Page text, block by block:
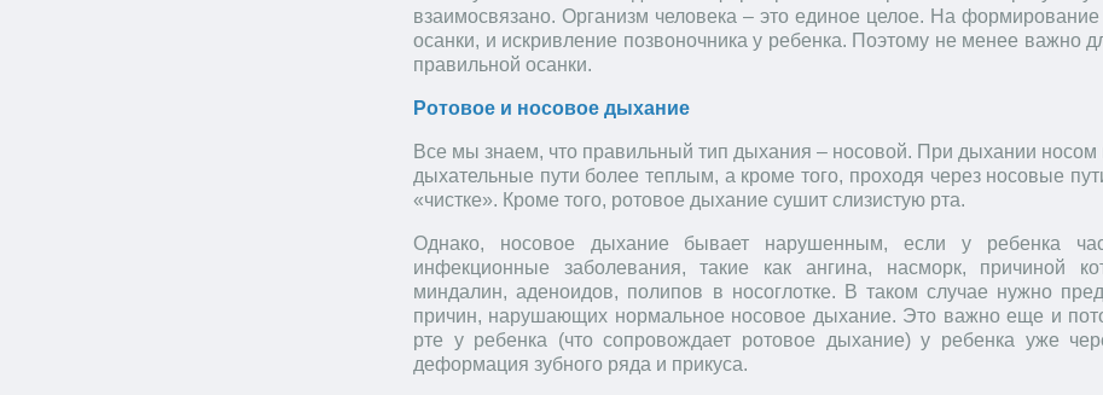
взаимосвязано. Организм человека – это единое целое. На
осанки, и искривление позвоночника у ребенка. Поэтому не менее важно
правильной осанки.
Ротовое и носовое дыхание
Все мы знаем, что правильный тип дыхания – носовой. При дыхании носом
дыхательные пути более теплым, а кроме того, проходя через носовые
«чистке». Кроме того, ротовое дыхание сушит слизистую рта.
Однако, носовое дыхание бывает нарушенным, если у ребенка
инфекционные заболевания, такие как ангина, насморк, причиной
миндалин, аденоидов, полипов в носоглотке. В таком случае нужно
причин, нарушающих нормальное носовое дыхание. Это важно еще и
рте у ребенка (что сопровождает ротовое дыхание) у ребенка уже
деформация зубного ряда и прикуса.